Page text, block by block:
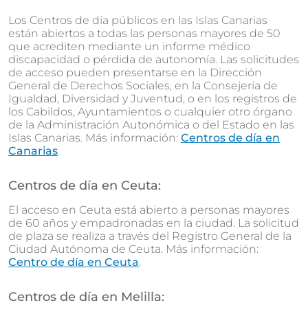
Los Centros de día públicos en las Islas Canarias
están abiertos a todas las personas mayores de 50
que acrediten mediante un informe médico
discapacidad o pérdida de autonomía. Las solicitudes
de acceso pueden presentarse en la Dirección
General de Derechos Sociales, en la Consejería de
Igualdad, Diversidad y Juventud, o en los registros de
los Cabildos, Ayuntamientos o cualquier otro órgano
de la Administración Autonómica o del Estado en las
Islas Canarias. Más información: Centros de día en
Canarias.
Centros de día en Ceuta:
El acceso en Ceuta está abierto a personas mayores
de 60 años y empadronadas en la ciudad. La solicitud
de plaza se realiza a través del Registro General de la
Ciudad Autónoma de Ceuta. Más información:
Centro de día en Ceuta.
Centros de día en Melilla: